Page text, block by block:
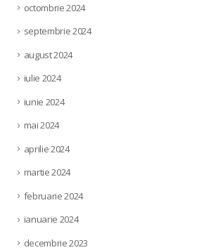
octombrie 2024
septembrie 2024
august 2024
iulie 2024
iunie 2024
mai 2024
aprilie 2024
martie 2024
februarie 2024
ianuarie 2024
decembrie 2023